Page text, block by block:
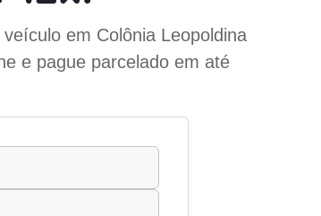
em Colônia Leopoldina
e pague parcelado em até